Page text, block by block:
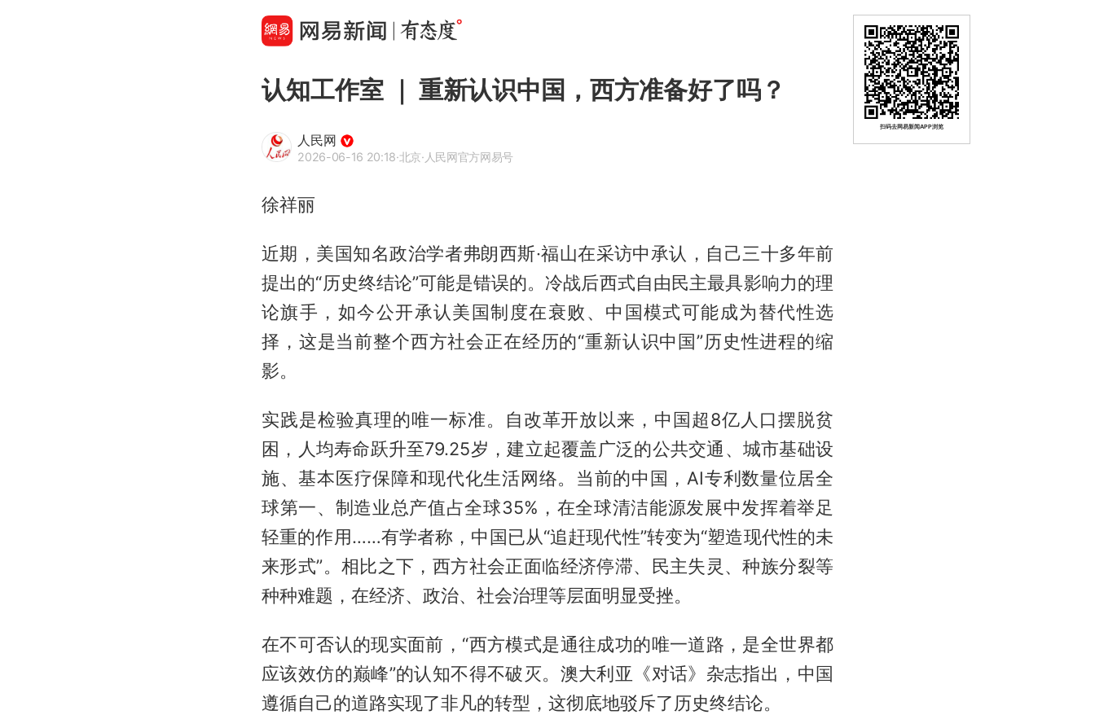
认知工作室 ｜ 重新认识中国，西方准备好了吗？
人民网
2026-06-16 20:18·北京·人民网官方网易号
徐祥丽
近期，美国知名政治学者弗朗西斯·福山在采访中承认，自己三十多年前
提出的“历史终结论”可能是错误的。冷战后西式自由民主最具影响力的理
论旗手，如今公开承认美国制度在衰败、中国模式可能成为替代性选
择，这是当前整个西方社会正在经历的“重新认识中国”历史性进程的缩
影。
实践是检验真理的唯一标准。自改革开放以来，中国超8亿人口摆脱贫
困，人均寿命跃升至79.25岁，建立起覆盖广泛的公共交通、城市基础设
施、基本医疗保障和现代化生活网络。当前的中国，AI专利数量位居全
球第一、制造业总产值占全球35%，在全球清洁能源发展中发挥着举足
轻重的作用……有学者称，中国已从“追赶现代性”转变为“塑造现代性的未
来形式”。相比之下，西方社会正面临经济停滞、民主失灵、种族分裂等
种种难题，在经济、政治、社会治理等层面明显受挫。
在不可否认的现实面前，“西方模式是通往成功的唯一道路，是全世界都
应该效仿的巅峰”的认知不得不破灭。澳大利亚《对话》杂志指出，中国
遵循自己的道路实现了非凡的转型，这彻底地驳斥了历史终结论。
扫码去网易新闻APP浏览